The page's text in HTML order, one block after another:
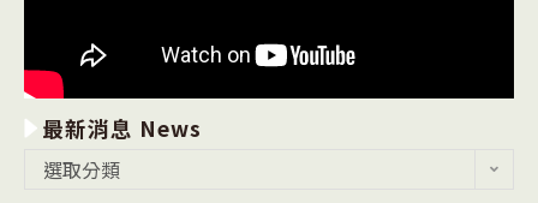
最新消息 News
選取分類